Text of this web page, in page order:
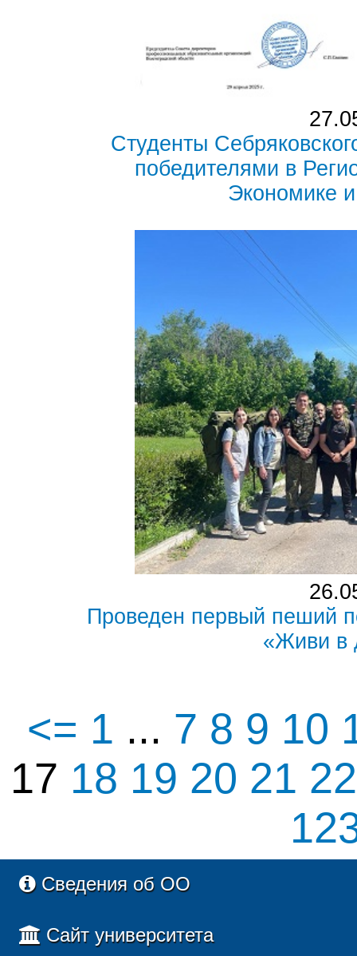
Студенты
победителями в
Экономике
Проведен первый пеший
«Живи в
<= 1 ... 7 8 9 10
17 18 19 20 21
Сведения об ОО
Сайт университета